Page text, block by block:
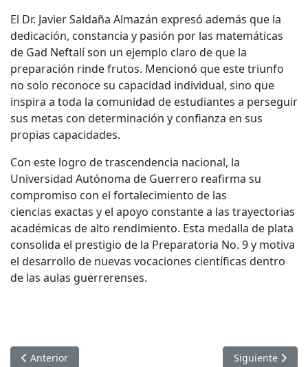
El Dr. Javier Saldaña Almazán expresó además que la
dedicación, constancia y pasión por las matemáticas
de Gad Neftalí son un ejemplo claro de que la
preparación rinde frutos. Mencionó que este triunfo
no solo reconoce su capacidad individual, sino que
inspira a toda la comunidad de estudiantes a perseguir
sus metas con determinación y confianza en sus
propias capacidades.
Con este logro de trascendencia nacional, la
Universidad Autónoma de Guerrero reafirma su
compromiso con el fortalecimiento de las
ciencias exactas y el apoyo constante a las trayectorias
académicas de alto rendimiento. Esta medalla de plata
consolida el prestigio de la Preparatoria No. 9 y motiva
el desarrollo de nuevas vocaciones científicas dentro
de las aulas guerrerenses.
Artículo anterior: TRIUNFAN ESTUDIANTES DE LA UAGRO
Anterior Artículo
Siguiente